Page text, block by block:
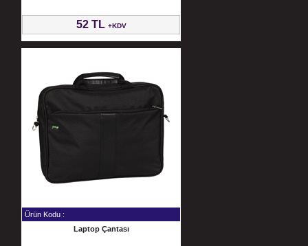
52 TL +KDV
Ürün Kodu :
Laptop Çantası